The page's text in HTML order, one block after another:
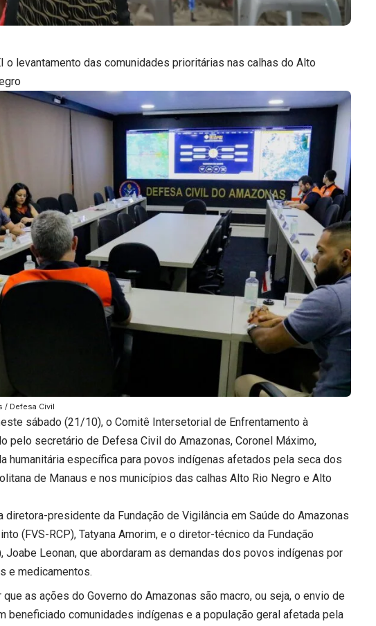
o levantamento das comunidades prioritárias nas calhas do Alto
/ Defesa Civil
sábado (21/10), o Comitê Intersetorial de Enfrentamento à
pelo secretário de Defesa Civil do Amazonas, Coronel Máximo,
humanitária específica para povos indígenas afetados pela seca dos
de Manaus e nos municípios das calhas Alto Rio Negro e Alto
diretora-presidente da Fundação de Vigilância em Saúde do Amazonas
(FVS-RCP), Tatyana Amorim, e o diretor-técnico da Fundação
Joabe Leonan, que abordaram as demandas dos povos indígenas por
e medicamentos.
que as ações do Governo do Amazonas são macro, ou seja, o envio de
beneficiado comunidades indígenas e a população geral afetada pela